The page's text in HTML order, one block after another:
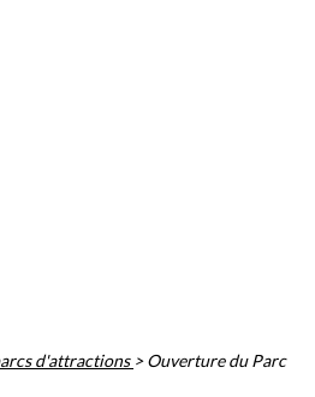
d'attractions >Ouverture du Parc